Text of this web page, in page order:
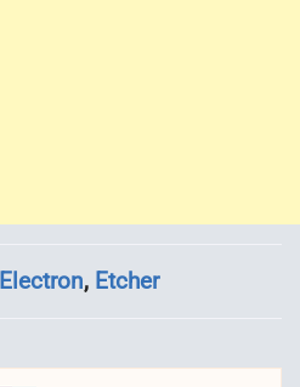
Electron, Etcher